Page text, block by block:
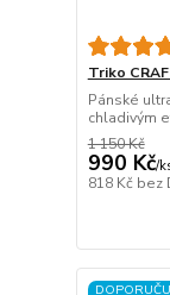
Triko
Pánské
chladivým
1 150 Kč
990 Kč/
818 Kč bez